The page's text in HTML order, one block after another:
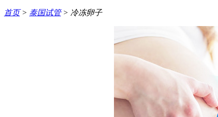
首页> 泰国试管> 冷冻卵子